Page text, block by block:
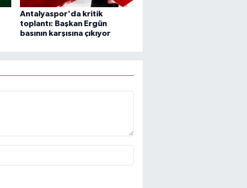
Antalyaspor'da kritik
toplantı: Başkan Ergün
basının karşısına çıkıyor